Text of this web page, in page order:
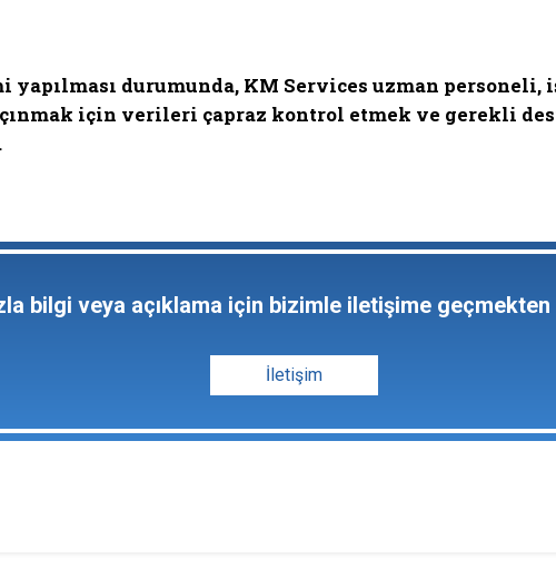
durumunda, KM Services uzman
için verileri çapraz kontrol etmek ve gerekli
bilgi veya açıklama için bizimle iletişime
İletişim